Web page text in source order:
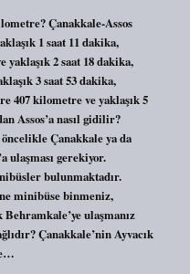
Çanakkale-Assos
1 saat 11 dakika,
yaklaşık 2 saat 18 dakika,
3 saat 53 dakika,
407 kilometre ve yaklaşık 5
Assos’a nasıl gidilir?
Çanakkale ya da
ulaşması gerekiyor.
bulunmaktadır.
minibüse binmeniz,
ulaşmanız
Çanakkale’nin Ayvacık